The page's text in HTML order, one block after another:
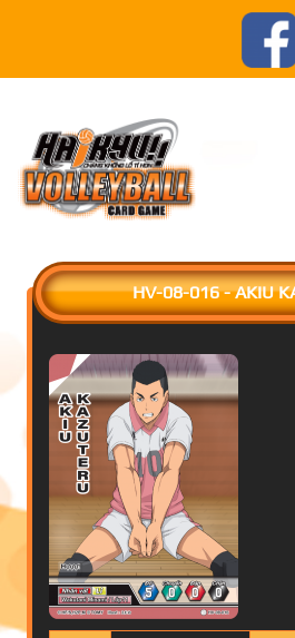
HV-08-016 - AKIU